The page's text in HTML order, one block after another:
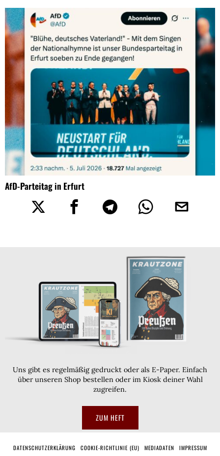
AfD-Parteitag in Erfurt
Uns gibt es regelmäßig gedruckt oder als E-Paper. Einfach
über unseren Shop bestellen oder im Kiosk deiner Wahl
zugreifen.
ZUM HEFT
DATENSCHUTZERKLÄRUNG COOKIE-RICHTLINIE (EU) MEDIADATEN IMPRESSUM